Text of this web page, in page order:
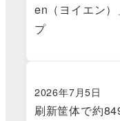
en（ヨイエン
プ
刷新筐体で約
2026年7月5日